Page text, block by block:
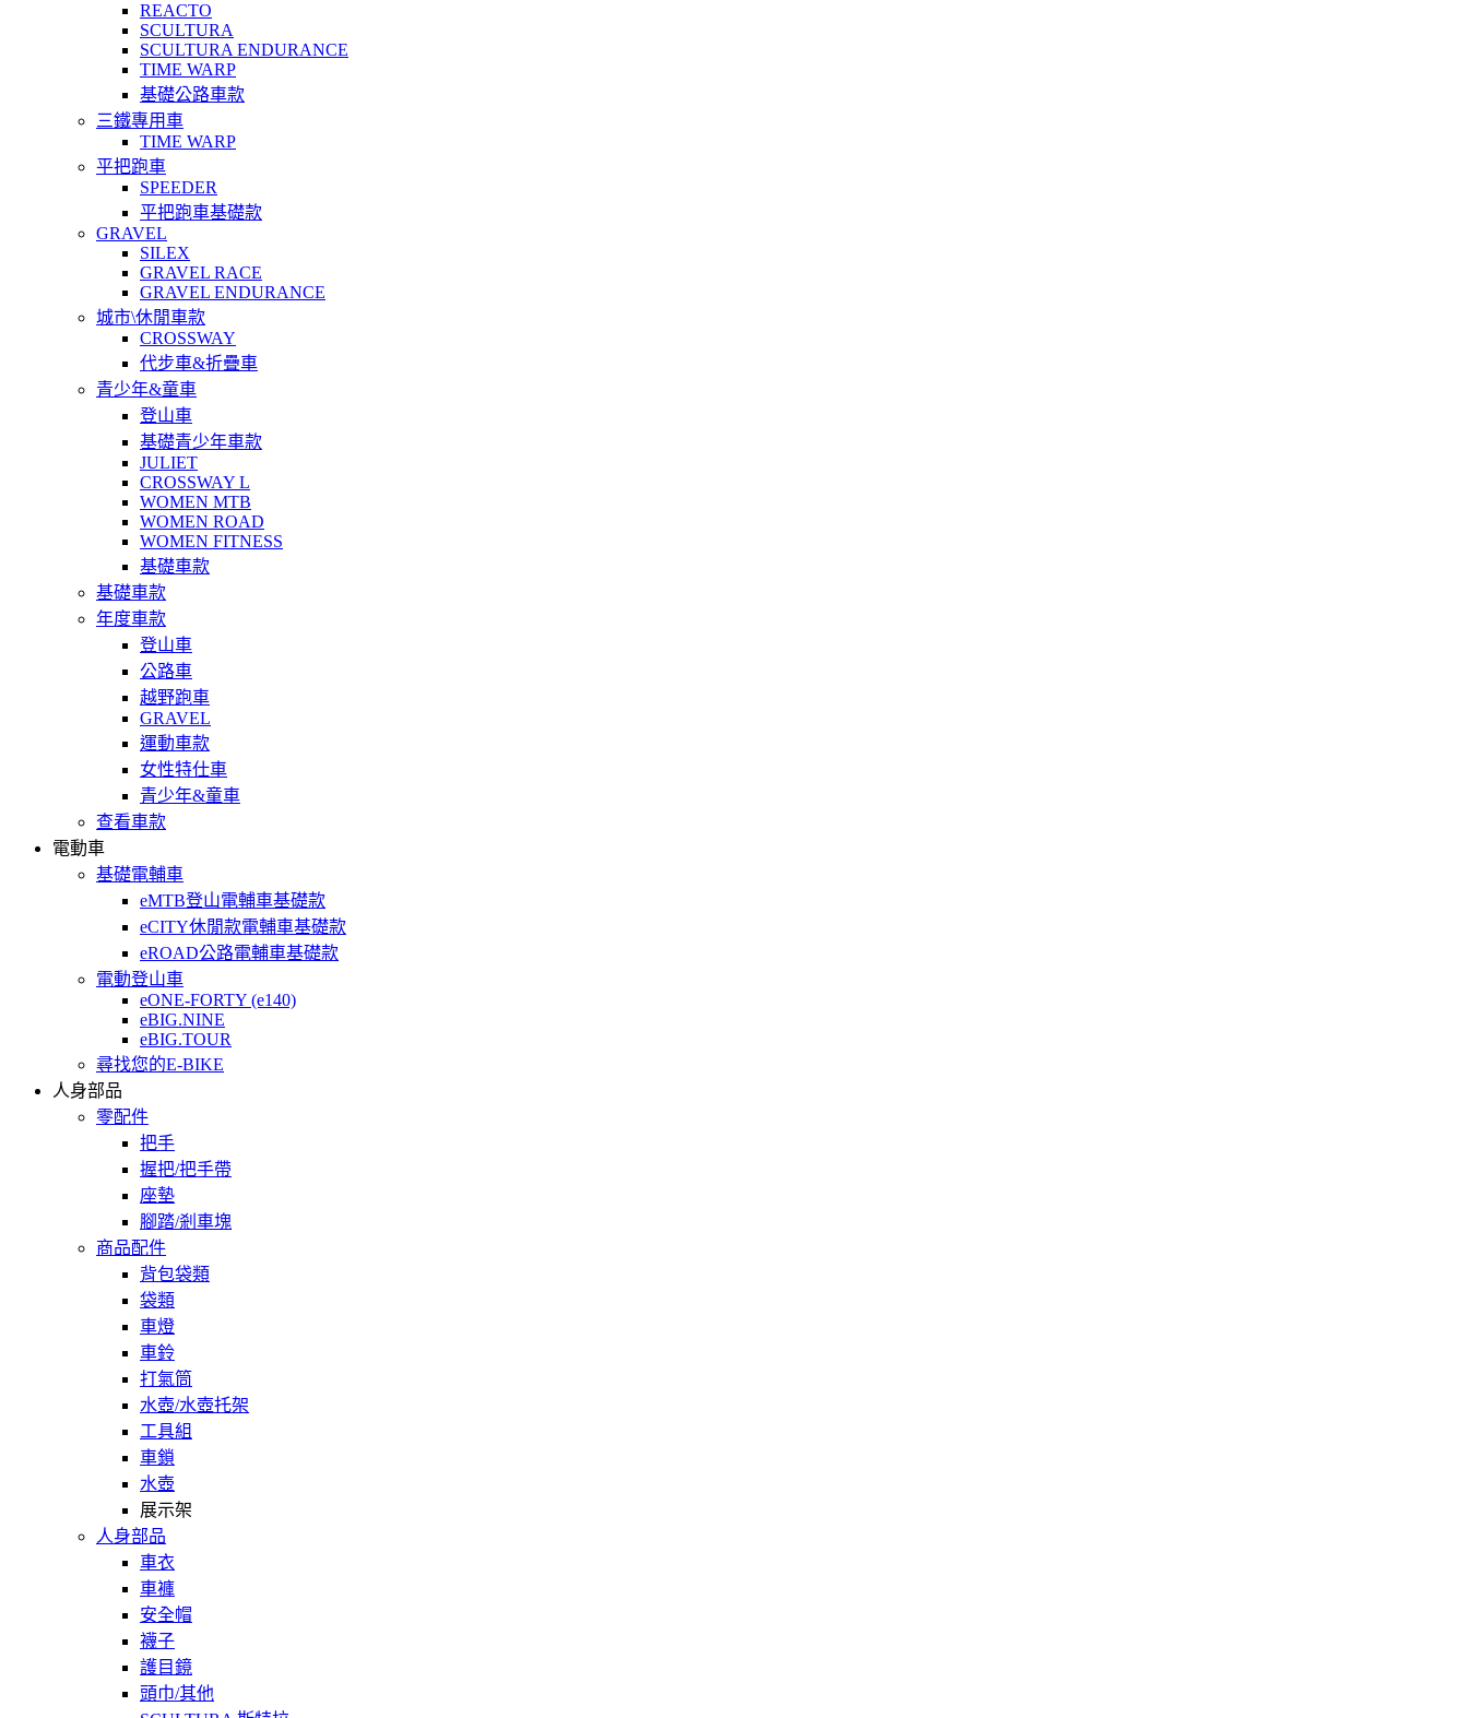
REACTO
SCULTURA
SCULTURA ENDURANCE
TIME WARP
基礎公路車款
三鐵專用車
TIME WARP
平把跑車
SPEEDER
平把跑車基礎款
GRAVEL
SILEX
GRAVEL RACE
GRAVEL ENDURANCE
城市\休閒車款
CROSSWAY
代步車&折疊車
青少年&童車
登山車
基礎青少年車款
JULIET
CROSSWAY L
WOMEN MTB
WOMEN ROAD
WOMEN FITNESS
基礎車款
基礎車款
年度車款
登山車
公路車
越野跑車
GRAVEL
運動車款
女性特仕車
青少年&童車
查看車款
電動車
基礎電輔車
eMTB登山電輔車基礎款
eCITY休閒款電輔車基礎款
eROAD公路電輔車基礎款
電動登山車
eONE-FORTY (e140)
eBIG.NINE
eBIG.TOUR
尋找您的E-BIKE
人身部品
零配件
把手
握把/把手帶
座墊
腳踏/剎車塊
商品配件
背包袋類
袋類
車燈
車鈴
打氣筒
水壺/水壺托架
工具組
車鎖
水壺
展示架
人身部品
車衣
車褲
安全帽
襪子
護目鏡
頭巾/其他